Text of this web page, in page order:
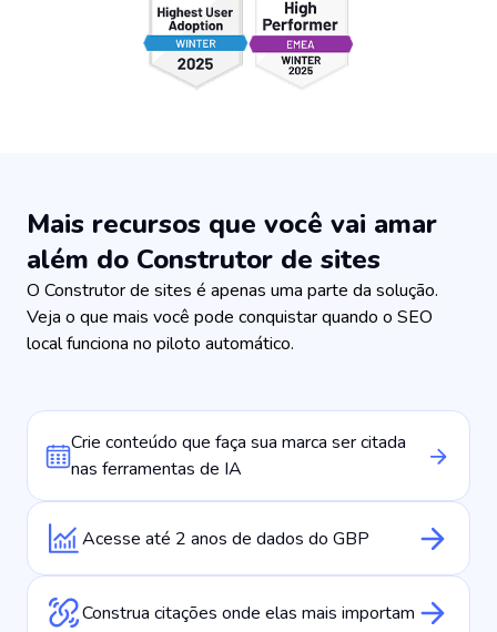
Mais recursos que você vai amar
além do Construtor de sites
O Construtor de sites é apenas uma parte da solução.
Veja o que mais você pode conquistar quando o SEO
local funciona no piloto automático.
Crie conteúdo que faça sua marca ser citada
nas ferramentas de IA
Acesse até 2 anos de dados do GBP
Construa citações onde elas mais importam